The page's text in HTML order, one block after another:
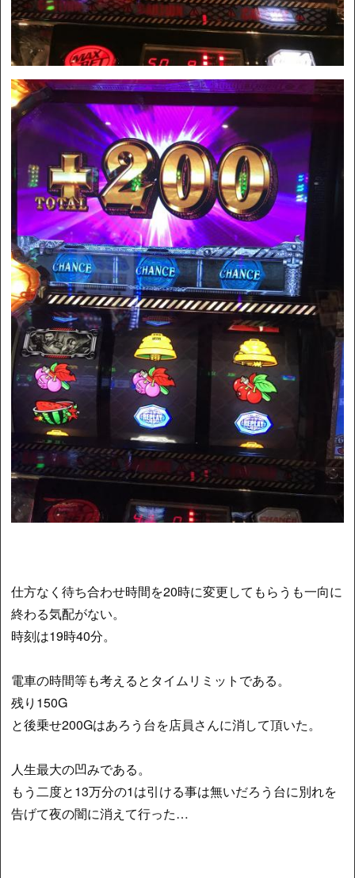
仕方なく待ち合わせ時間を20時に変更してもらうも一向に
終わる気配がない。
時刻は19時40分。
電車の時間等も考えるとタイムリミットである。
残り150G
と後乗せ200Gはあろう台を店員さんに消して頂いた。
人生最大の凹みである。
もう二度と13万分の1は引ける事は無いだろう台に別れを
告げて夜の闇に消えて行った…